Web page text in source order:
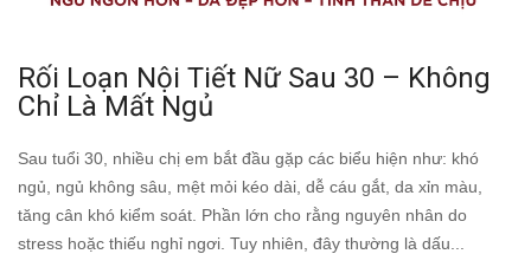
Rối Loạn Nội Tiết Nữ Sau 30 – Không
Chỉ Là Mất Ngủ
Sau tuổi 30, nhiều chị em bắt đầu gặp các biểu hiện như: khó
ngủ, ngủ không sâu, mệt mỏi kéo dài, dễ cáu gắt, da xỉn màu,
tăng cân khó kiểm soát. Phần lớn cho rằng nguyên nhân do
stress hoặc thiếu nghỉ ngơi. Tuy nhiên, đây thường là dấu...